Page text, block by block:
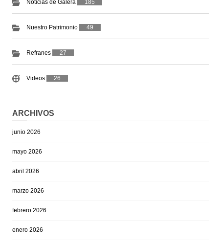
Noticias de Galera 185
Nuestro Patrimonio 49
Refranes 27
Videos 26
ARCHIVOS
junio 2026
mayo 2026
abril 2026
marzo 2026
febrero 2026
enero 2026